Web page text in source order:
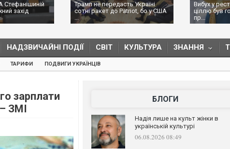
Трамп не передасть Україні
сотні ракет до Patriot, бо у США
Вибух у
ціллю був
пр...
НАДЗВИЧАЙНІ ПОДІЇ СВІТ КУЛЬТУРА ЗНАННЯ
ТАРИФИ ПОДВИГИ УКРАЇНЦІВ
зарплати
ЗМІ
БЛОГИ
Надія лише на культ жінки в
українській культурі
06.08.2026 08:49